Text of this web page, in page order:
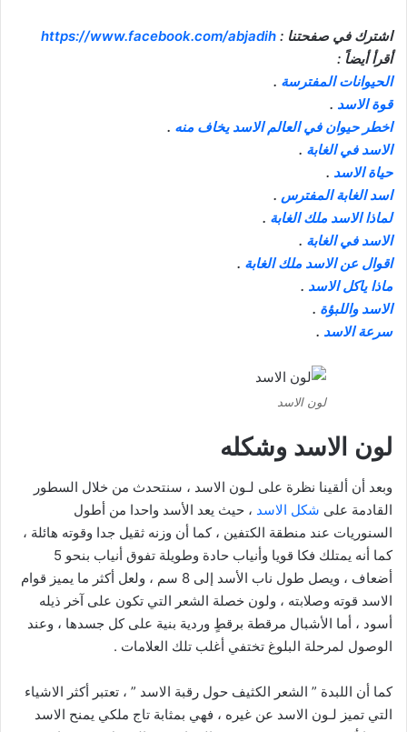
اشترك في صفحتنا : https://www.facebook.com/abjadih
أقرأ أيضاً :
الحيوانات المفترسة .
قوة الاسد .
اخطر حيوان في العالم الاسد يخاف منه .
الاسد في الغابة .
حياة الاسد .
اسد الغابة المفترس .
لماذا الاسد ملك الغابة .
الاسد في الغابة .
اقوال عن الاسد ملك الغابة .
ماذا ياكل الاسد .
الاسد واللبؤة .
سرعة الاسد .
لون الاسد
لون الاسد وشكله
وبعد أن ألقينا نظرة على لـون الاسد ، سنتحدث من خلال السطور
القادمة على شكل الاسد ، حيث يعد الأسد واحدا من أطول
السنوريات عند منطقة الكتفين ، كما أن وزنه ثقيل جدا وقوته هائلة ،
كما أنه يمتلك فكا قويا وأنياب حادة وطويلة تفوق أنياب بنحو 5
أضعاف ، ويصل طول ناب الأسد إلى 8 سم ، ولعل أكثر ما يميز قوام
الاسد قوته وصلابته ، ولون خصلة الشعر التي تكون على آخر ذيله
أسود ، أما الأشبال مرقطة برقطٍ وردية بنية على كل جسدها ، وعند
الوصول لمرحلة البلوغ تختفي أغلب تلك العلامات .
كما أن اللبدة ” الشعر الكثيف حول رقبة الاسد ” ، تعتبر أكثر الاشياء
التي تميز لـون الاسد عن غيره ، فهي بمثابة تاج ملكي يمنح الاسد